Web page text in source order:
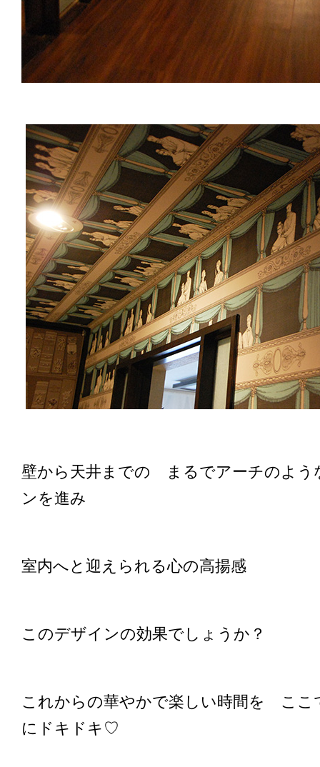
壁から天井までの まるでアーチのよう
ンを進み
室内へと迎えられる心の高揚感
このデザインの効果でしょうか？
これからの華やかで楽しい時間を こ
にドキドキ♡